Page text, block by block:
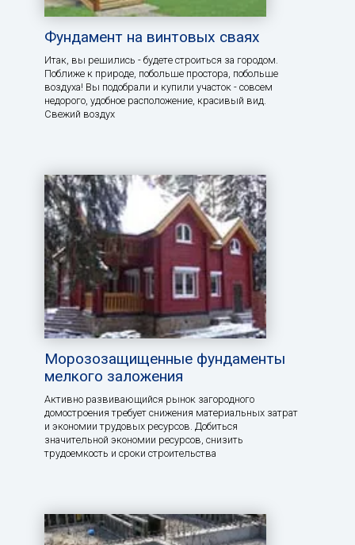
Фундамент на винтовых сваях
Итак, вы решились - будете строиться за городом.
Поближе к природе, побольше простора, побольше
воздуха! Вы подобрали и купили участок - совсем
недорого, удобное расположение, красивый вид.
Свежий воздух
Морозозащищенные фундаменты
мелкого заложения
Активно развивающийся рынок загородного
домостроения требует снижения материальных затрат
и экономии трудовых ресурсов. Добиться
значительной экономии ресурсов, снизить
трудоемкость и сроки строительства